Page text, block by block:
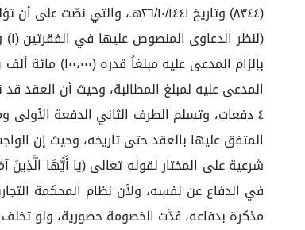
(٨٣٤٤) وتاريخ ٢٦/١٠/١٤٤١هـ، والتي نصّت على أن تؤلف دوائر ابتدائية في المحكمة من قاض واحد:
بإلزام
المتفق عليها بالعقد حتى تاريخه، وحيث إن
شرعية على المختار لقوله تعالى (يَا أَيُّهَا
مذكرة بدفاعه، عُدَّت الخصومة حضورية، ولو